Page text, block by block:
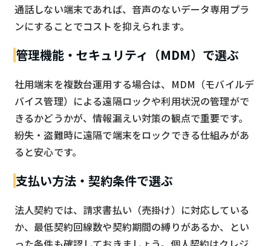
通話しない端末であれば、音声のないデータ専用プラ
ンにすることでコストを抑えられます。
管理機能・セキュリティ（MDM）で選ぶ
社用端末を複数台運用する場合は、MDM（モバイルデ
バイス管理）による遠隔ロックや利用状況の管理がで
きるかどうかが、情報漏えい対策の観点で重要です。
紛失・盗難時に遠隔で端末をロックできる仕組みがあ
ると安心です。
支払い方法・契約条件で選ぶ
法人契約では、請求書払い（売掛け）に対応している
か、最低契約回線数や契約期間の縛りがあるか、とい